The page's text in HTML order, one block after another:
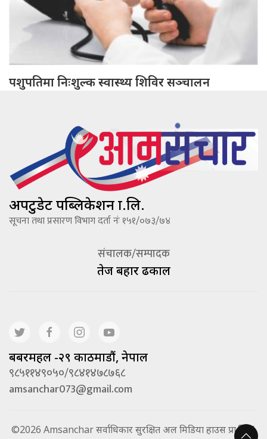
पशुपतिमा निःशुल्क स्वास्थ्य शिविर सञ्चालन
अपटुडेट पब्लिकेशन प्रा.लि.
सूचना तथा प्रसारण विभाग दर्ता नंः १५१/०७३/७४
संचालक/सम्पादक
तेज बहादूर ढकाल
बबरमहल -२९ काठमाडौं, नेपाल
९८५११४९०५०/९८४१४७८७६८
amsanchar073@gmail.com
©2026 Amsanchar सर्वाधिकार सुरक्षित अल मिडिया हाउस प्रा.लि. |